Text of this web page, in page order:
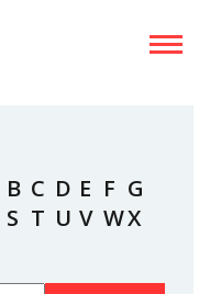
B C D E F G
S T U V WX